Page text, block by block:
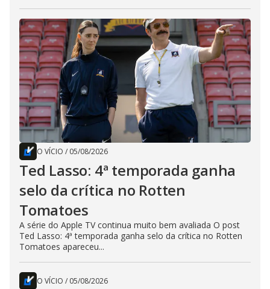
O VÍCIO / 05/08/2026
Ted Lasso: 4ª temporada ganha
selo da crítica no Rotten
Tomatoes
A série do Apple TV continua muito bem avaliada O post
Ted Lasso: 4ª temporada ganha selo da crítica no Rotten
Tomatoes apareceu...
O VÍCIO / 05/08/2026